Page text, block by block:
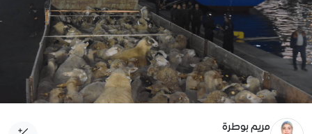
مريم بوطرة